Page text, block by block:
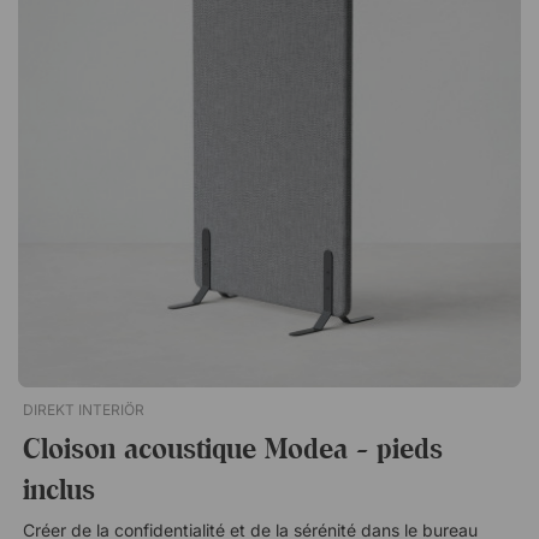
autour de la table de réunion ou pour les bureau de type Open
Accoudoirs blancs en forme de T. Réglable en hauteur. Design
élégant et simple. Dossier et assise rembourrés.
DIREKT INTERIÖR
Cloison acoustique Modea - pieds
inclus
Créer de la confidentialité et de la sérénité dans le bureau